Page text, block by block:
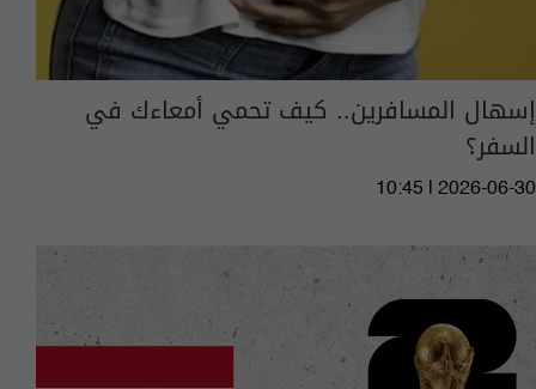
إسهال المسافرين.. كيف تحمي أمعاءك في
السفر؟
10:45 | 2026-06-30